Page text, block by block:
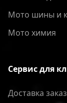
Мото шины и
Мото химия
Сервис для
Доставка